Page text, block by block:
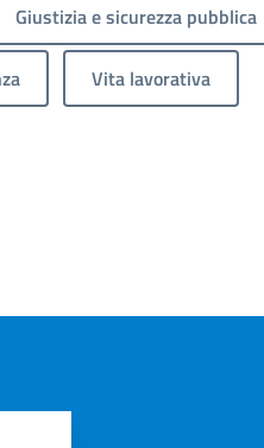
Giustizia e sicurezza pubblica
Vita lavorativa